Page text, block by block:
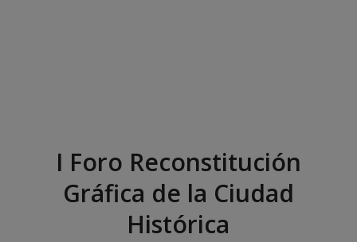
I Foro Reconstitución
Gráfica de la Ciudad
Histórica